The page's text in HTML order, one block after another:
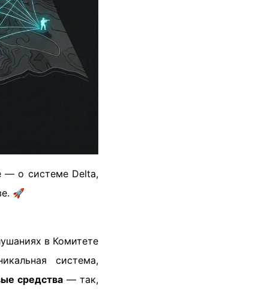
— о системе Delta,
🚀
в Комитете
система,
средства — так,